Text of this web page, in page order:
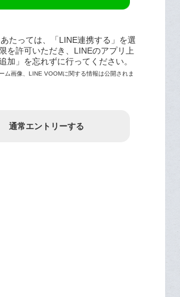
たっては、「LINE連携する」を選
を許可いただき、LINEのアプリ上
加」を忘れずに行ってください。
ム画像、LINE VOOMに関する情報は公開されま
通常エントリーする